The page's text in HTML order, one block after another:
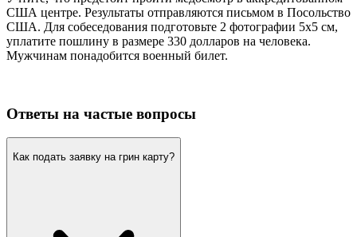
США центре. Результаты отправляются письмом в Посольство
США. Для собеседования подготовьте 2 фотографии 5х5 см,
уплатите пошлину в размере 330 долларов на человека.
Мужчинам понадобится военный билет.
Ответы на частые вопросы
Как подать заявку на грин карту?